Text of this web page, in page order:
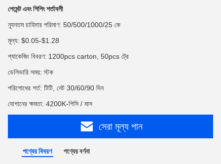
পেমেন্ট এবং শিপিং শর্তাবলী
ন্যূনতম চাহিদার পরিমাণ: 50/500/1000/25 কে
মূল্য: $0.05-$1.28
প্যাকেজিং বিবরণ: 1200pcs carton, 50pcs ট্রে
ডেলিভারি সময়: স্টক
পরিশোধের শর্ত: টিটি, নেট 30/60/90 দিন
যোগানের ক্ষমতা: 4200K-পিসি / মাস
সেরা মূল্য পান
পণ্যের বিবরণ পণ্যের বর্ণনা